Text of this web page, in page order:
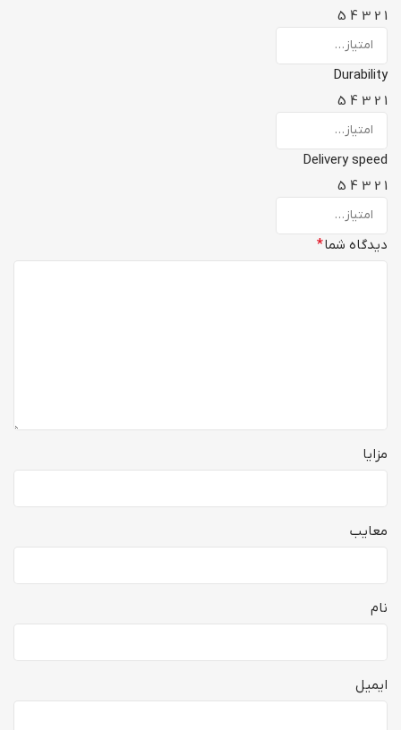
1
2
3
4
5
Durability
1
2
3
4
5
Delivery speed
1
2
3
4
5
دیدگاه شما*
مزایا
معایب
نام
ایمیل